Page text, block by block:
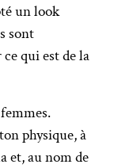
un look
sont
qui est de la
physique, à
et, au nom de